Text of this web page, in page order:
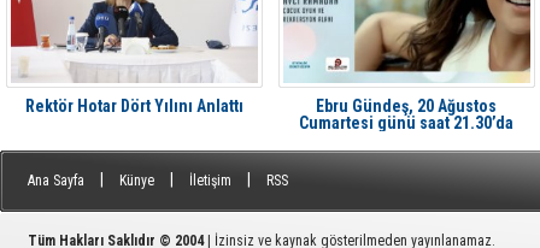
Rektör Hotar Dört Yılını Anlattı
Ebru Gündeş, 20 Ağustos
Cumartesi günü saat 21.30’da
Ana Sayfa Künye İletişim RSS
Tüm Hakları Saklıdır © 2004| İzinsiz ve kaynak gösterilmeden yayınlanamaz.